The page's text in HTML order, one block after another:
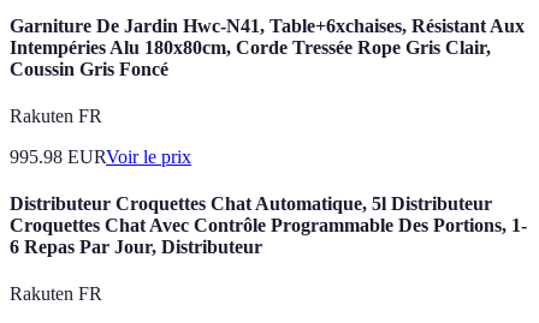
Garniture De Jardin Hwc-N41, Table+6xchaises, Résistant Aux
Intempéries Alu 180x80cm, Corde Tressée Rope Gris Clair,
Coussin Gris Foncé
Rakuten FR
995.98 EURVoir le prix
Distributeur Croquettes Chat Automatique, 5l Distributeur
Croquettes Chat Avec Contrôle Programmable Des Portions, 1-
6 Repas Par Jour, Distributeur
Rakuten FR